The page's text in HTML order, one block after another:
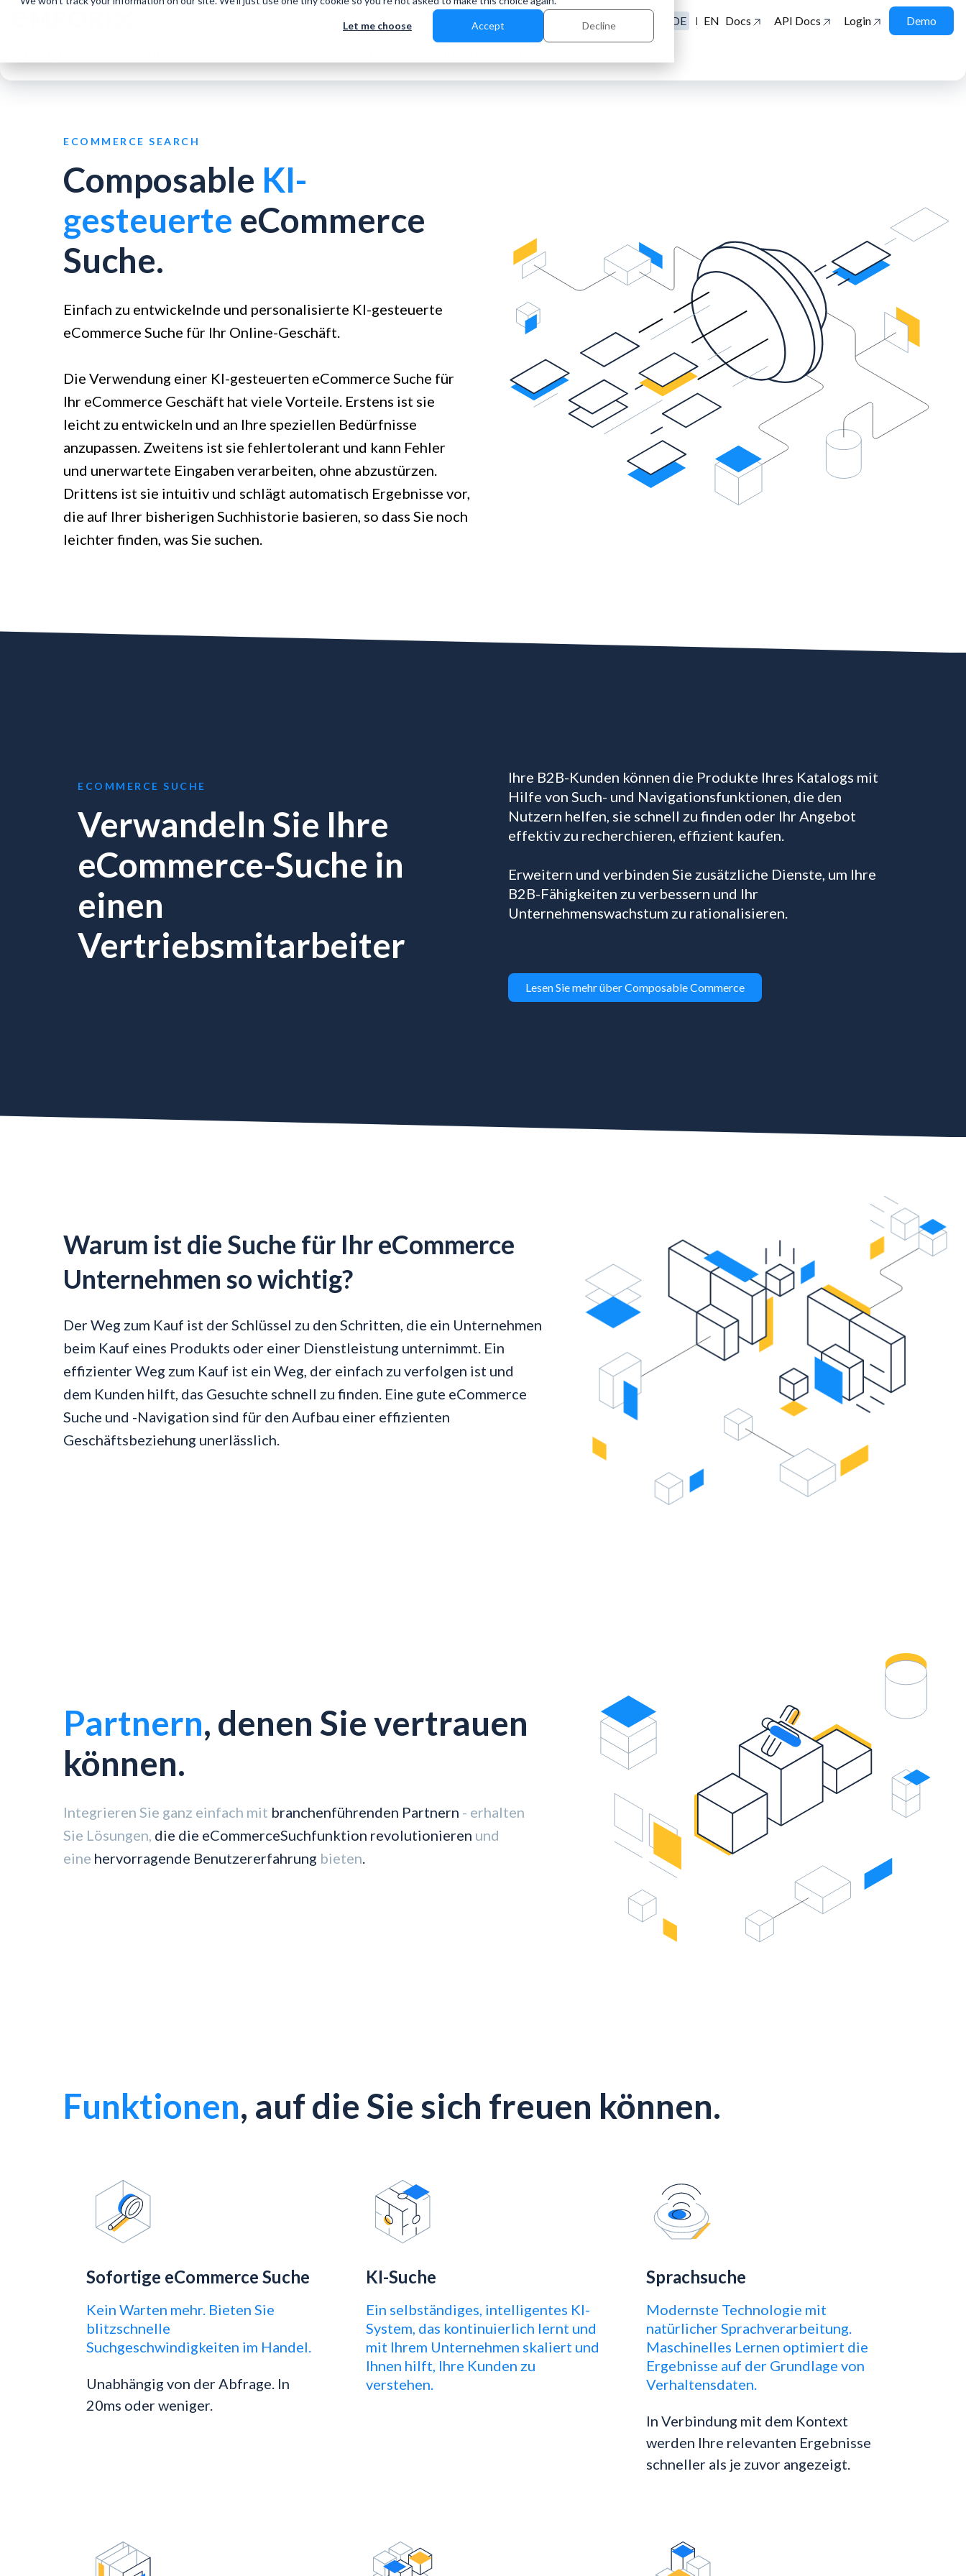
Let me choose Accept Decline DE | EN Docs API Docs Login Demo
ECOMMERCE SEARCH
Composable KI-
gesteuerte eCommerce
Suche.
Einfach zu entwickelnde und personalisierte KI-gesteuerte
eCommerce Suche für Ihr Online-Geschäft.
Die Verwendung einer KI-gesteuerten eCommerce Suche für
Ihr eCommerce Geschäft hat viele Vorteile. Erstens ist sie
leicht zu entwickeln und an Ihre speziellen Bedürfnisse
anzupassen. Zweitens ist sie fehlertolerant und kann Fehler
und unerwartete Eingaben verarbeiten, ohne abzustürzen.
Drittens ist sie intuitiv und schlägt automatisch Ergebnisse vor,
die auf Ihrer bisherigen Suchhistorie basieren, so dass Sie noch
leichter finden, was Sie suchen.
ECOMMERCE SUCHE
Verwandeln Sie Ihre
eCommerce-Suche in
einen
Vertriebsmitarbeiter
Ihre B2B-Kunden können die Produkte Ihres Katalogs mit
Hilfe von Such- und Navigationsfunktionen, die den
Nutzern helfen, sie schnell zu finden oder Ihr Angebot
effektiv zu recherchieren, effizient kaufen.
Erweitern und verbinden Sie zusätzliche Dienste, um Ihre
B2B-Fähigkeiten zu verbessern und Ihr
Unternehmenswachstum zu rationalisieren.
Lesen Sie mehr über Composable Commerce
Warum ist die Suche für Ihr eCommerce
Unternehmen so wichtig?
Der Weg zum Kauf ist der Schlüssel zu den Schritten, die ein Unternehmen
beim Kauf eines Produkts oder einer Dienstleistung unternimmt. Ein
effizienter Weg zum Kauf ist ein Weg, der einfach zu verfolgen ist und
dem Kunden hilft, das Gesuchte schnell zu finden. Eine gute eCommerce
Suche und -Navigation sind für den Aufbau einer effizienten
Geschäftsbeziehung unerlässlich.
Partnern, denen Sie vertrauen
können.
Integrieren Sie ganz einfach mit branchenführenden Partnern - erhalten
Sie Lösungen, die die eCommerceSuchfunktion revolutionieren und
eine hervorragende Benutzererfahrung bieten.
Funktionen, auf die Sie sich freuen können.
Sofortige eCommerce Suche
Kein Warten mehr. Bieten Sie
blitzschnelle
Suchgeschwindigkeiten im Handel.
Unabhängig von der Abfrage. In
20ms oder weniger.
KI-Suche
Ein selbständiges, intelligentes KI-
System, das kontinuierlich lernt und
mit Ihrem Unternehmen skaliert und
Ihnen hilft, Ihre Kunden zu
verstehen.
Sprachsuche
Modernste Technologie mit
natürlicher Sprachverarbeitung.
Maschinelles Lernen optimiert die
Ergebnisse auf der Grundlage von
Verhaltensdaten.
In Verbindung mit dem Kontext
werden Ihre relevanten Ergebnisse
schneller als je zuvor angezeigt.